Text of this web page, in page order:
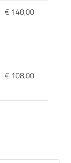
€ 148,00
€ 108,00